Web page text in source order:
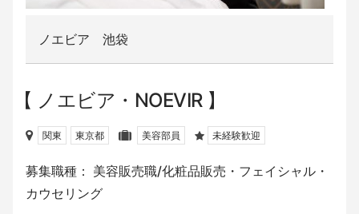
ノエビア 池袋
ノエビア・NOEVIR
関東 東京都 美容部員 未経験歓迎
募集職種： 美容販売職/化粧品販売・フェイシャル・
カウセリング